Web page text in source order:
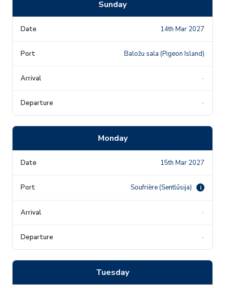
Sunday
14th Mar 2027
Baložu sala (Pigeon Island)
-
-
Monday
15th Mar 2027
Soufrière (Sentlūsija) i
-
-
Tuesday